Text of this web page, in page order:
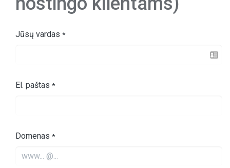
Jūsų vardas *
El. paštas *
Domenas *